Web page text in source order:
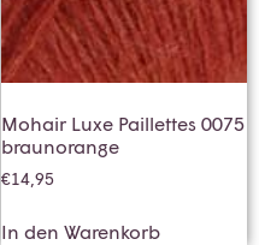
Mohair Luxe Paillettes 0075
braunorange
€14,95
In den Warenkorb